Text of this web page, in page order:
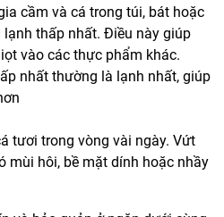
cầm và cá trong túi, bát hoặc
thấp nhất. Điều này giúp
vào các thực phẩm khác.
nhất thường là lạnh nhất, giúp
tươi trong vòng vài ngày. Vứt
mùi hôi, bề mặt dính hoặc nhầy